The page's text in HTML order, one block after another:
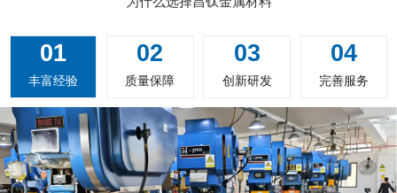
01
丰富经验
02
质量保障
03
创新研发
04
完善服务